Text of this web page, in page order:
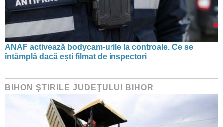
ANAF activează bodycam-urile la controale. Ce se
întâmplă dacă ești filmat de inspectori
BIHON ŞTIRILE JUDEŢULUI BIHOR